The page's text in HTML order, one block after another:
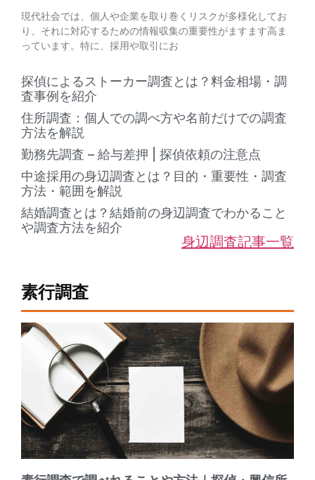
現代社会では、個人や企業を取り巻くリスクが多様化してお
り、それに対応するための情報収集の重要性がますます高ま
っています。特に、採用や取引にお
探偵によるストーカー調査とは？料金相場・調
査事例を紹介
住所調査：個人での調べ方や名前だけでの調査
方法を解説
勤務先調査 – 給与差押 | 探偵依頼の注意点
中途採用の身辺調査とは？目的・重要性・調査
方法・範囲を解説
結婚調査とは？結婚前の身辺調査でわかること
や調査方法を紹介
身辺調査記事一覧
素行調査